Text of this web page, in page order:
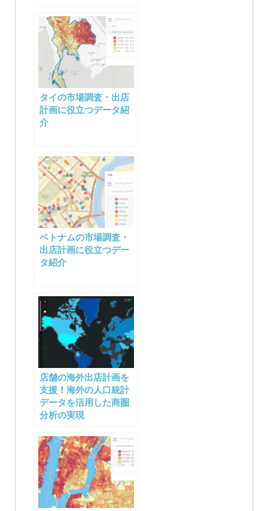
タイの市場調査・出店
計画に役立つデータ紹
介
ベトナムの市場調査・
出店計画に役立つデー
タ紹介
店舗の海外出店計画を
支援！海外の人口統計
データを活用した商圏
分析の実現